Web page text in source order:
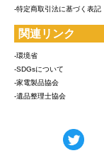
-特定商取引法に基づく表記
関連リンク
-環境省
-SDGsについて
-家電製品協会
-遺品整理士協会